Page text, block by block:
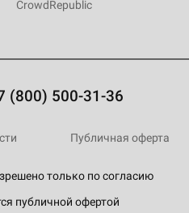
CrowdRepublic
(800) 500-31-36
только по согласию
публичной офертой
Публичная оферта